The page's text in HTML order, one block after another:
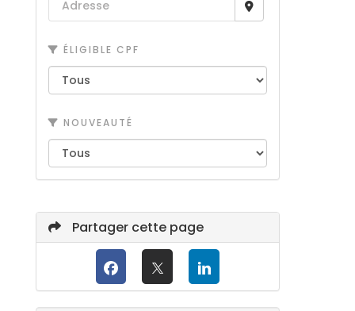
ÉLIGIBLE CPF
NOUVEAUTÉ
Partager cette page